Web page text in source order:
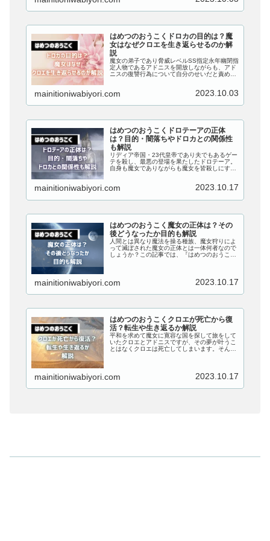
はめつのおうこくドロカの目的は？魔
女はなぜクロエを生き返らせるのか解
説
魔女の弟子であり脅威レベルSS指定永年幽閉指
定人物であるアドニスを開放しながらも、アド
ニスの復讐行為について自分のせいだと責める
ドロカの目的は何なのか、魔女はなぜクロエを
す！
mainitioniwabiyori.com 2023.10.03
はめつのおうこくドロテーアの正体
は？目的・闇落ちやドロカとの関係性
も解説
リディア帝国・23代皇帝であり夫でもあるゲー
テを殺し、最悪の登場を果たしたドロテーア。
自身も魔女でありながらも魔女を皆殺しにする
ょうか？この記事では、『はめつのおうこく』
ちやドロカとの関係性つい...
mainitioniwabiyori.com 2023.10.17
はめつのおうこく魔女の正体は？その
後どうなったか目的も解説
人間とは異なり魔法を操る種族、魔女狩りによ
って滅ぼされた魔女の正体とは一体何者なので
しょうか？この記事では、『はめつのおうこ
mainitioniwabiyori.com 2023.10.17
はめつのおうこくクロエが死亡から復
活？転生や生き返るか解説
平和を求めて魔女に寛容な国を探して旅をして
いたクロエとアドニスですが、その夢が叶うこ
とはなくクロエは死亡してしまいます。そんな
クロエが死亡から復活する可能性はあるのか、
転生や生き返るのかについても解説していきま
す！
mainitioniwabiyori.com 2023.10.17